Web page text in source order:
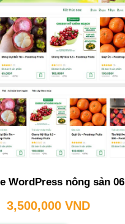
WordPress nông sản 06
3,500,000 VND